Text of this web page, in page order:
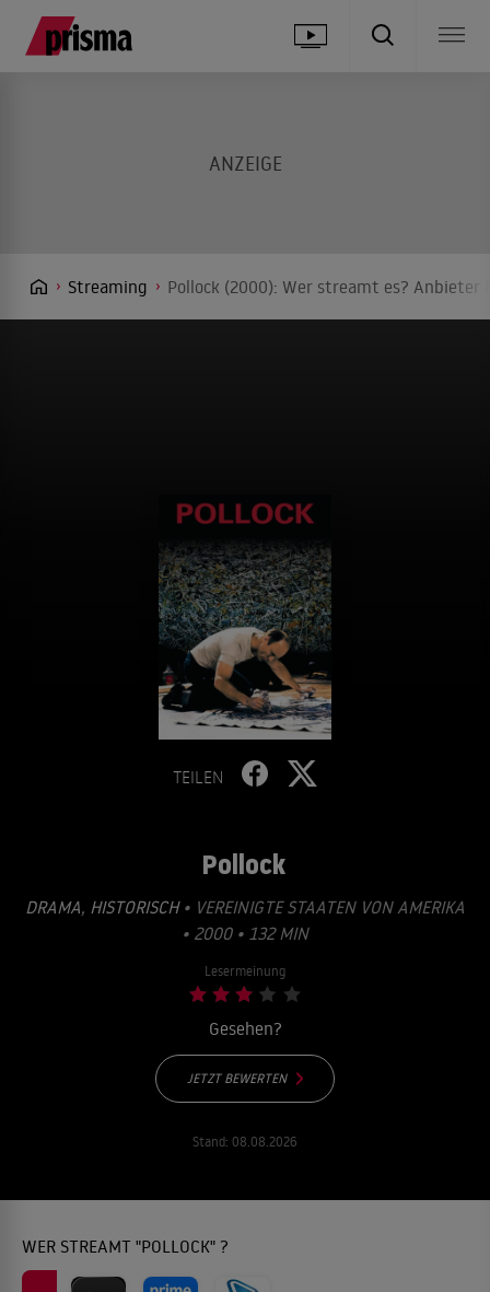
Streaming Pollock (2000): Wer streamt es? Anbieter
TEILEN
Pollock
DRAMA, HISTORISCH• VEREINIGTE STAATEN VON AMERIKA
• 2000 • 132 MIN
Lesermeinung
Gesehen?
JETZT BEWERTEN
Stand: 08.08.2026
WER STREAMT "POLLOCK" ?